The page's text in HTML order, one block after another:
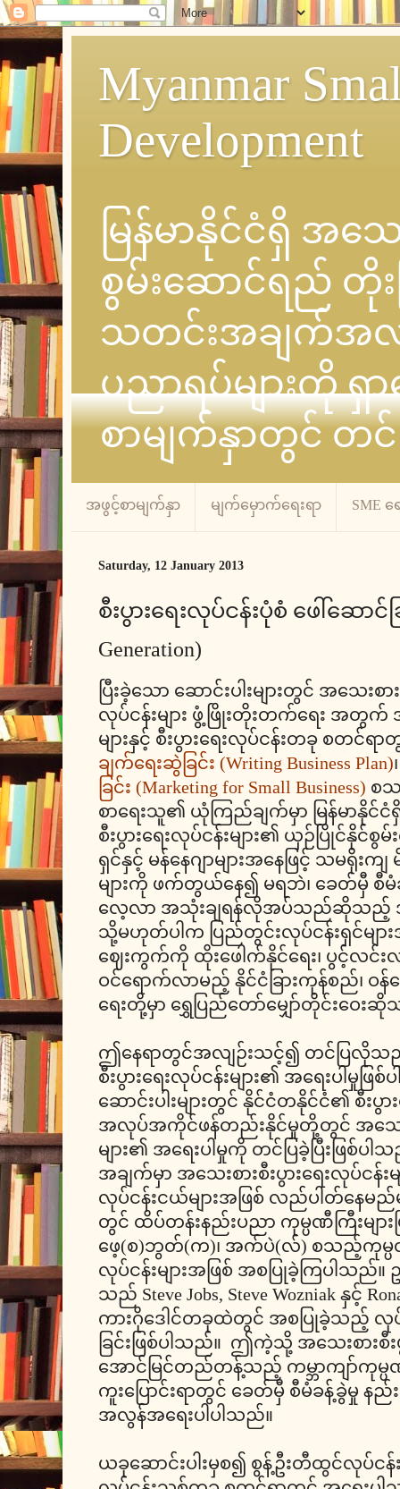
Myanmar
Development
မြန်မာနိုင်ငံရှိ အသေ
စွမ်းဆောင်ရည် တို
သတင်းအချက်အလ
ပညာရပ်များကို ရှ
စာမျက်နှာတွင် တင်
အဖွင့်စာမျက်နှာ မျက်မှောက်ရေးရာ SME ရ
Saturday, 12 January 2013
စီးပွားရေးလုပ်ငန်းပုံစံ ဖေါ်ဆောင်ခြ
Generation)
ပြီးခဲ့သော ဆောင်းပါးများတွင် အသေးစ
လုပ်ငန်းများ ဖွံ့ဖြိုးတိုးတက်ရေး အတွက်
များနှင့် စီးပွားရေးလုပ်ငန်းတခု စတ
ချက်ရေးဆွဲခြင်း (Writing Business Plan)
ခြင်း (Marketing for Small Business) စ
စာရေးသူ၏ ယုံကြည်ချက်မှာ မြန်မာနိုင်
စီးပွားရေးလုပ်ငန်းများ၏ ယှဉ်ပြိုင်နိုင်
ရှင်နှင့် မန်နေဂျာများအနေဖြင့် သမရိုးက
များကို ဖက်တွယ်နေ၍ မရဘဲ၊ ခေတ်မှီ စီမံ
လေ့လာ အသုံးချရန်လိုအပ်သည်ဆိုသည့် အ
သို့မဟုတ်ပါက ပြည်တွင်းလုပ်ငန်းရှင်မျာ
ဈေးကွက်ကို ထိုးဖေါက်နိုင်ရေး၊ ပွင့်လင်းလ
ဝင်ရောက်လာမည့် နိုင်ငံခြားကုန်စည်၊ ဝန်
ရေးတို့မှာ ရွှေပြည်တော်မျှော်တိုင်းဝေးဆို
ဤနေရာတွင်အလျဉ်းသင့်၍ တင်ပြလိုသ
စီးပွားရေးလုပ်ငန်းများ၏ အရေးပါမှုဖ
ဆောင်းပါးများတွင် နိုင်ငံတနိုင်ငံ၏ စီးပွ
အလုပ်အကိုင်ဖန်တည်းနိုင်မှုတို့တွင် အသေးစ
များ၏ အရေးပါမှုကို တင်ပြခဲ့ပြီးဖြစ်ပ
အချက်မှာ အသေးစားစီးပွားရေးလုပ်ငန်း
လုပ်ငန်းငယ်များအဖြစ် လည်ပါတ်နေမည်
တွင် ထိပ်တန်းနည်းပညာ ကုမ္ပဏီကြီးမျာ
ဖေ့(စ)ဘွတ်(က)၊ အက်ပဲ(လ်) စသည့်ကုမ္ပဏီက
လုပ်ငန်းများအဖြစ် အစပြုခဲ့ကြပါသည်
သည် Steve Jobs, Steve Wozniak နှင့်
ကားဂိုဒေါင်တခုထဲတွင် အစပြုခဲ့သည့် လုပ်
ခြင်းဖြစ်ပါသည်။ ဤကဲ့သို့ အသေးစားစီ
အောင်မြင်တည်တန့်သည့် ကမ္ဘာကျာ်ကုမ္
ကူးပြောင်းရာတွင် ခေတ်မှီ စီမံခန့်ခွဲမှု န
အလွန်အရေးပါပါသည်။
ယခုဆောင်းပါးမှစ၍ စွန့်ဦးတီထွင်လုပ်ငန်း